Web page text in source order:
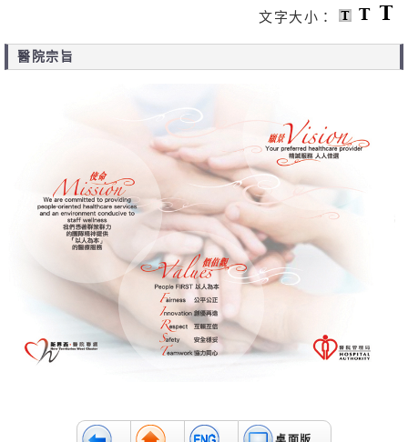
文字大小：
醫院宗旨